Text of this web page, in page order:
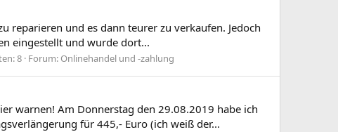
reparieren und es dann teurer zu verkaufen. Jedoch
eingestellt und wurde dort...
8 Forum: Onlinehandel und -zahlung
warnen! Am Donnerstag den 29.08.2019 habe ich
für 445,- Euro (ich weiß der...